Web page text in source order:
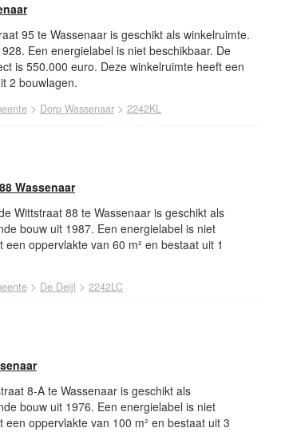
95 te Wassenaar is geschikt als winkelruimte.
Een energielabel is niet beschikbaar. De
is 550.000 euro. Deze winkelruimte heeft een
2 bouwlagen.
> Dorp Wassenaar > 2242KL
Wassenaar
Wittstraat 88 te Wassenaar is geschikt als
bouw uit 1987. Een energielabel is niet
oppervlakte van 60 m² en bestaat uit 1
> De Deijl > 2242LC
8-A te Wassenaar is geschikt als
bouw uit 1976. Een energielabel is niet
oppervlakte van 100 m² en bestaat uit 3